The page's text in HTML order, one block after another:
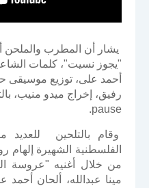
يشار أن المطرب
"يجوز نسيت"، كلمات الشاعر
أحمد على، توزيع موسيقى
رفيق، إخراج ميدو منيب،
pause.
وقام بالتلحين للعديد
الفلسطنية الشهيرة إلهام
من خلال أغنيه "عروسة